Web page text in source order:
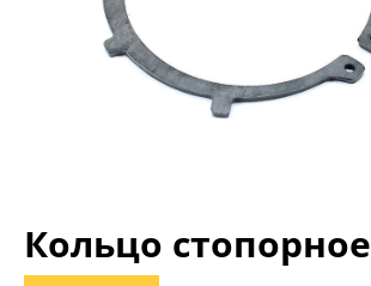
Кольцо стопорное